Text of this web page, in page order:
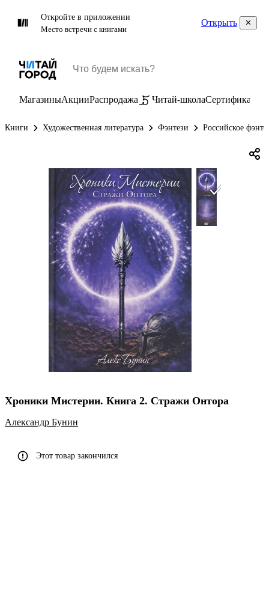
Откройте в приложении
Место встречи с книгами
Открыть
МагазиныАкцииРаспродажа Читай-школаСертификаты
Книги Художественная литература Фэнтези Российское
Хроники Мистерии. Книга 2. Стражи Онтора
Александр Бунин
Этот товар закончился